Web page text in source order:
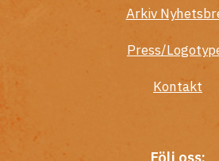
Arkiv
Press/
Kontakt